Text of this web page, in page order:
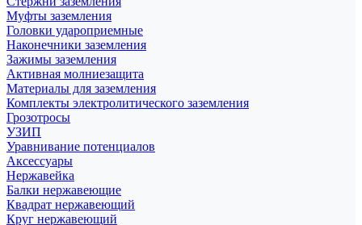
Муфты заземления
Головки удароприемные
Наконечники заземления
Зажимы заземления
Активная молниезащита
Материалы для заземления
Комплекты электролитического заземления
Грозотросы
УЗИП
Уравнивание потенциалов
Аксессуары
Нержавейка
Балки нержавеющие
Квадрат нержавеющий
Круг нержавеющий